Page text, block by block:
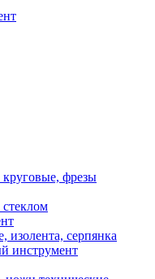
фрезы
изолента, серпянка
инструмент